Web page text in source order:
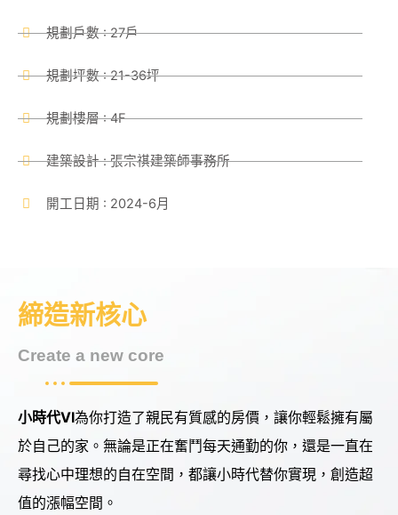
規劃戶數 : 27戶
規劃坪數 : 21-36坪
規劃樓層 : 4F
建築設計 : 張宗祺建築師事務所
開工日期 : 2024-6月
締造新核心
Create a new core
小時代VI為你打造了親民有質感的房價，讓你輕鬆擁有屬
於自己的家。無論是正在奮鬥每天通勤的你，還是一直在
尋找心中理想的自在空間，都讓小時代替你實現，創造超
值的漲幅空間。